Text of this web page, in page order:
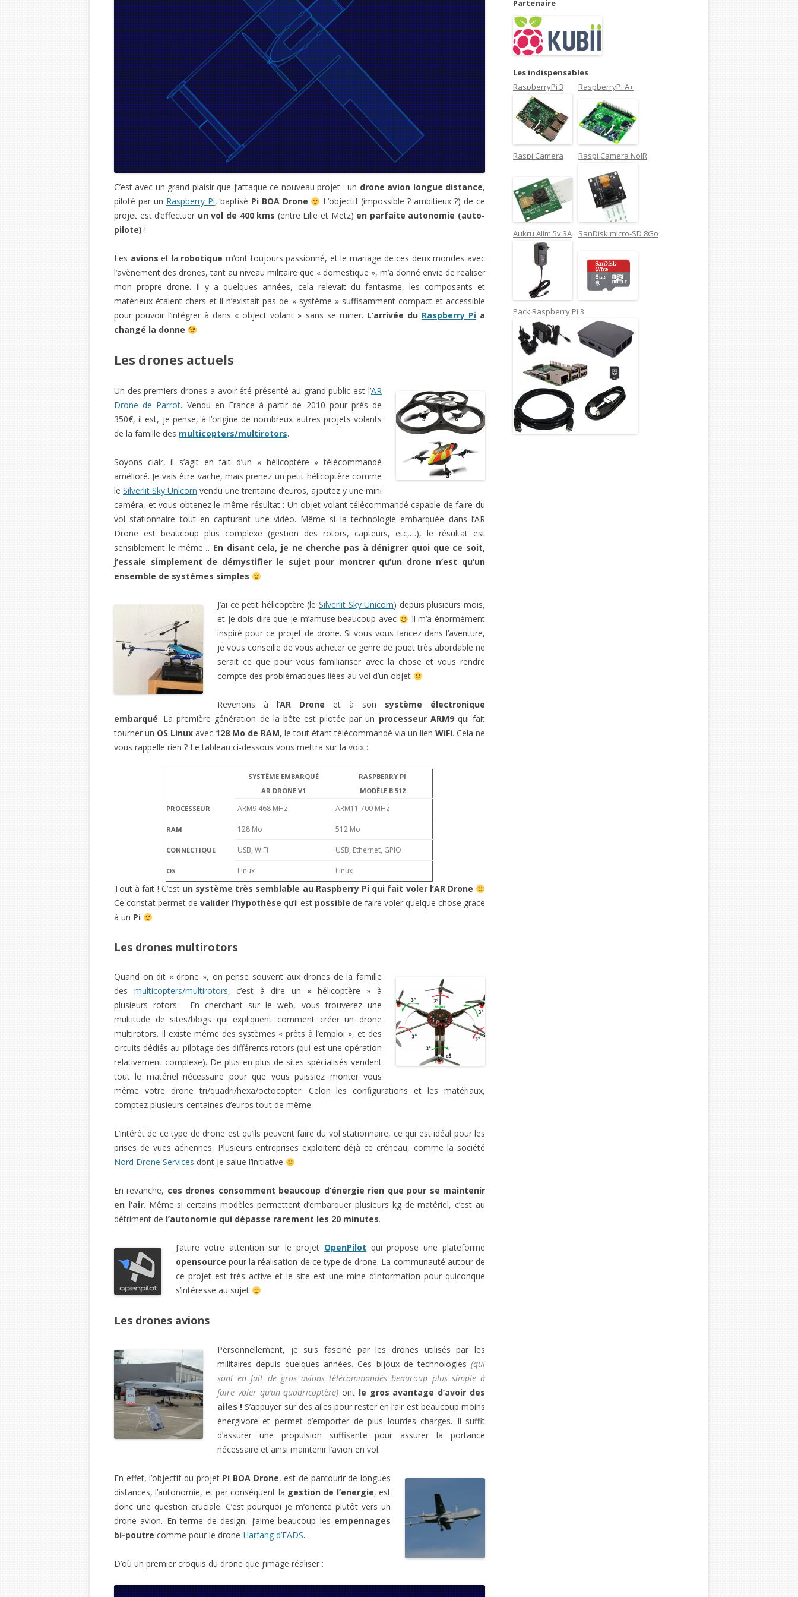
C’est avec un grand plaisir que j’attaque ce nouveau projet : un drone avion longue distance,
piloté par un Raspberry Pi, baptisé Pi BOA Drone
L’objectif (impossible ? ambitieux ?) de ce
projet est d’effectuer un vol de 400 kms (entre Lille et Metz) en parfaite autonomie (auto-
pilote) !
Les avions et la robotique m’ont toujours passionné, et le mariage de ces deux mondes avec
l’avènement des drones, tant au niveau militaire que « domestique », m’a donné envie de realiser
mon propre drone. Il y a quelques années, cela relevait du fantasme, les composants et
matérieux étaient chers et il n’existait pas de « système » suffisamment compact et accessible
pour pouvoir l’intégrer à dans « object volant » sans se ruiner. L’arrivée du Raspberry Pia
changé la donne
Les drones actuels
Un des premiers drones a avoir été présenté au grand public est l’AR
Drone de Parrot. Vendu en France à partir de 2010 pour près de
350€, il est, je pense, à l’origine de nombreux autres projets volants
de la famille des multicopters/multirotors.
Soyons clair, il s’agit en fait d’un « hélicoptère » télécommandé
amélioré. Je vais être vache, mais prenez un petit hélicoptère comme
le Silverlit Sky Unicorn vendu une trentaine d’euros, ajoutez y une mini
caméra, et vous obtenez le même résultat : Un objet volant télécommandé capable de faire du
vol stationnaire tout en capturant une vidéo. Même si la technologie embarquée dans l’AR
Drone est beaucoup plus complexe (gestion des rotors, capteurs, etc,…), le résultat est
sensiblement le même… En disant cela, je ne cherche pas à dénigrer quoi que ce soit,
j’essaie simplement de démystifier le sujet pour montrer qu’un drone n’est qu’un
ensemble de systèmes simples
J’ai ce petit hélicoptère (le Silverlit Sky Unicorn) depuis plusieurs mois,
et je dois dire que je m’amuse beaucoup avec
Il m’a énormément
inspiré pour ce projet de drone. Si vous vous lancez dans l’aventure,
je vous conseille de vous acheter ce genre de jouet très abordable ne
serait ce que pour vous familiariser avec la chose et vous rendre
compte des problématiques liées au vol d’un objet
Revenons à l’AR Drone et à son système électronique
embarqué. La première génération de la bête est pilotée par un processeur ARM9qui fait
tourner un OS Linux avec 128 Mo de RAM, le tout étant télécommandé via un lien WiFi. Cela ne
vous rappelle rien ? Le tableau ci-dessous vous mettra sur la voix :
SYSTÈME EMBARQUÉ
AR DRONE V1
RASPBERRY PI
MODÈLE B 512
PROCESSEUR
ARM9 468 MHz ARM11 700 MHz
RAM 128 Mo 512 Mo
CONNECTIQUE USB, WiFi USB, Ethernet, GPIO
OS Linux Linux
Tout à fait ! C’est un système très semblable au Raspberry Pi qui fait voler l’AR Drone
Ce constat permet de valider l’hypothèse qu’il est possible de faire voler quelque chose grace
à un Pi
Les drones multirotors
Quand on dit « drone », on pense souvent aux drones de la famille
des multicopters/multirotors, c’est à dire un « hélicoptère » à
plusieurs rotors. En cherchant sur le web, vous trouverez une
multitude de sites/blogs qui expliquent comment créer un drone
multirotors. Il existe même des systèmes « prêts à l’emploi », et des
circuits dédiés au pilotage des différents rotors (qui est une opération
relativement complexe). De plus en plus de sites spécialisés vendent
tout le matériel nécessaire pour que vous puissiez monter vous
même votre drone tri/quadri/hexa/octocopter. Celon les configurations et les matériaux,
comptez plusieurs centaines d’euros tout de même.
L’intérêt de ce type de drone est qu’ils peuvent faire du vol stationnaire, ce qui est idéal pour les
prises de vues aériennes. Plusieurs entreprises exploitent déjà ce créneau, comme la société
Nord Drone Services dont je salue l’initiative
En revanche, ces drones consomment beaucoup d’énergie rien que pour se maintenir
en l’air. Même si certains modèles permettent d’embarquer plusieurs kg de matériel, c’est au
détriment de l’autonomie qui dépasse rarement les 20 minutes.
J’attire votre attention sur le projet OpenPilot qui propose une plateforme
opensource pour la réalisation de ce type de drone. La communauté autour de
ce projet est très active et le site est une mine d’information pour quiconque
s’intéresse au sujet
Les drones avions
Personnellement, je suis fasciné par les drones utilisés par les
militaires depuis quelques années. Ces bijoux de technologies (qui
sont en fait de gros avions télécommandés beaucoup plus simple à
faire voler qu’un quadricoptère) ont le gros avantage d’avoir des
ailes ! S’appuyer sur des ailes pour rester en l’air est beaucoup moins
énergivore et permet d’emporter de plus lourdes charges. Il suffit
d’assurer une propulsion suffisante pour assurer la portance
nécessaire et ainsi maintenir l’avion en vol.
En effet, l’objectif du projet Pi BOA Drone, est de parcourir de longues
distances, l’autonomie, et par conséquent la gestion de l’energie, est
donc une question cruciale. C’est pourquoi je m’oriente plutôt vers un
drone avion. En terme de design, j’aime beaucoup les empennages
bi-poutre comme pour le drone Harfang d’EADS.
D’où un premier croquis du drone que j’image réaliser :
Partenaire
Les indispensables
RaspberryPi 3
RaspberryPi A+
Raspi Camera Raspi Camera NoIR
Aukru Alim 5v 3A SanDisk micro-SD 8Go
Pack Raspberry Pi 3